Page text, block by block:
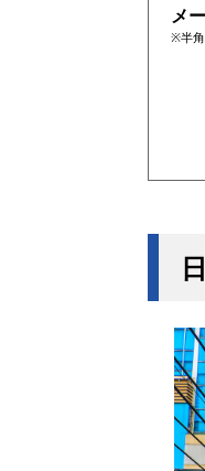
メ
※半